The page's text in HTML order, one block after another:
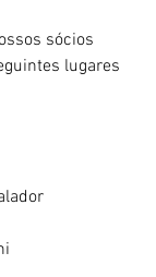
sócios
lugares